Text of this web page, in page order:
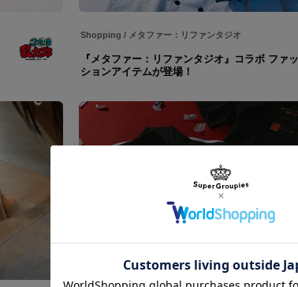
Shopping / メタファー：リファンタジオ
『メタファー：リファンタジオ』コラボ ファッ
ションアイテムが登場！